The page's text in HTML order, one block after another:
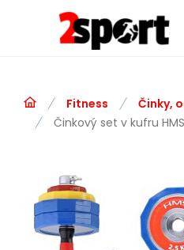
Fitness Činky,
Činkový set v kufru